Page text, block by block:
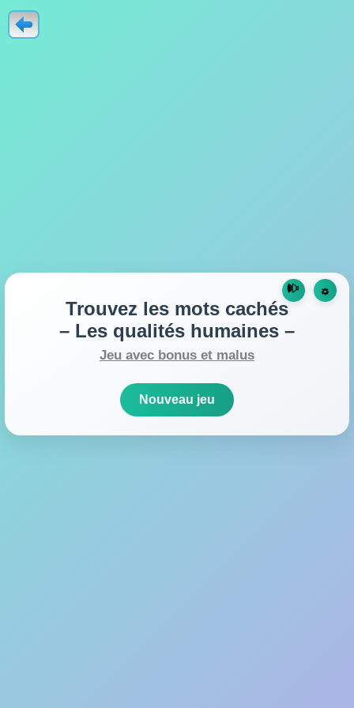
🕪 ☼
Trouvez les mots cachés
– Les qualités humaines –
Jeu avec bonus et malus
Nouveau jeu